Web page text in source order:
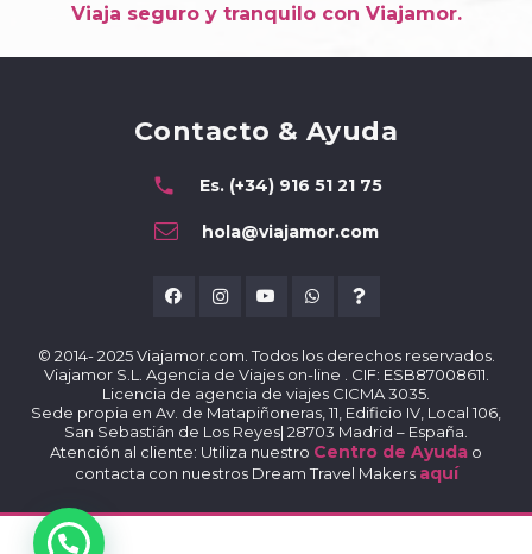
Viaja seguro y tranquilo con Viajamor.
Contacto & Ayuda
phone Es. (+34) 916 51 21 75
hola@viajamor.com
© 2014- 2025 Viajamor.com. Todos los derechos reservados.
Viajamor S.L. Agencia de Viajes on-line . CIF: ESB87008611.
Licencia de agencia de viajes CICMA 3035.
Sede propia en Av. de Matapiñoneras, 11, Edificio IV, Local 106,
San Sebastián de Los Reyes| 28703 Madrid – España.
Atención al cliente: Utiliza nuestro Centro de Ayuda o
contacta con nuestros Dream Travel Makers aquí